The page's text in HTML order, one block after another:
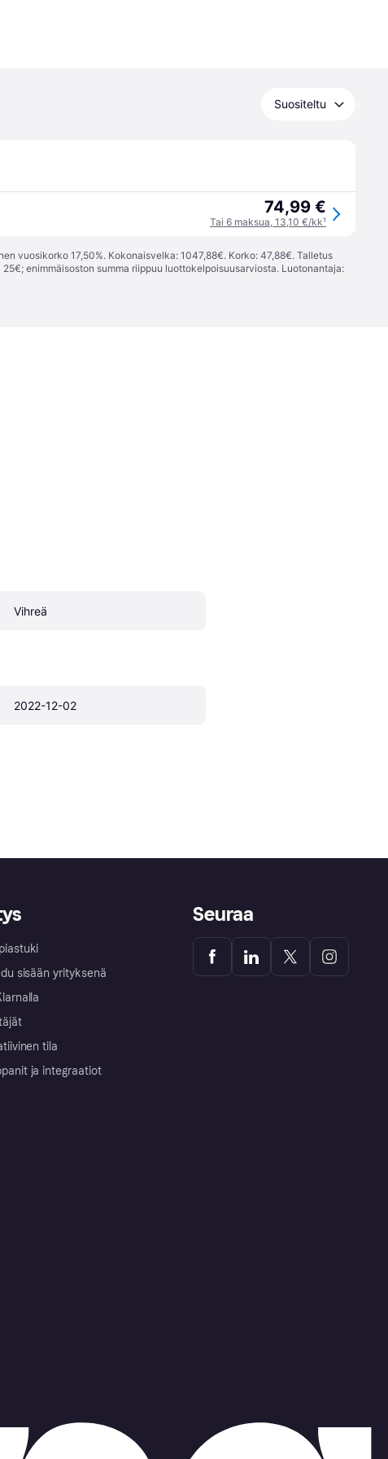
Suositeltu
74,99 €
Tai 6 maksua, 13,10 €/kk¹
vuosikorko 17,50%. Kokonaisvelka: 1047,88€. Korko: 47,88€. Talletus
enimmäisoston summa riippuu luottokelpoisuusarviosta. Luotonantaja:
Vihreä
2022-12-02
sisään yrityksenä
tila
ja integraatiot
Seuraa